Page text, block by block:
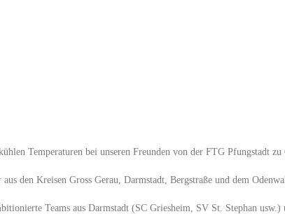
Temperaturen bei unseren Freunden von der FTG Pfungstadt zu
den Kreisen Gross Gerau, Darmstadt, Bergstraße und dem
Teams aus Darmstadt (SC Griesheim, SV St. Stephan usw.)